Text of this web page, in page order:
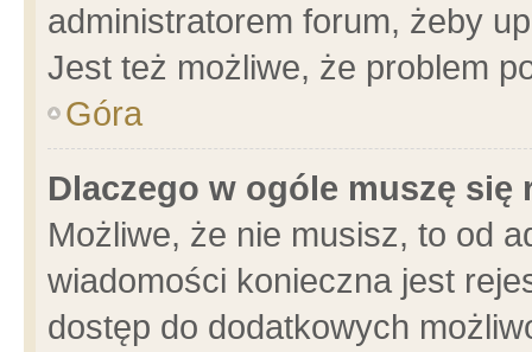
administratorem forum, żeby
Jest też możliwe, że problem
Góra
Dlaczego w ogóle muszę się
Możliwe, że nie musisz, to od
wiadomości konieczna jest
dostęp do dodatkowych